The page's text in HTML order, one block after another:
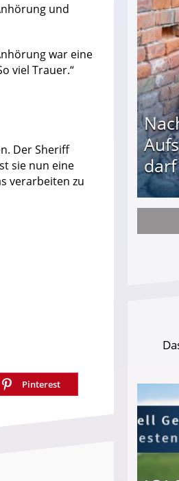
und
war eine
viel Trauer.“
Der Sheriff
sie nun eine
verarbeiten zu
Pinterest
Unbekannte
Aufschrei: Hartz-IV-Bettler darf